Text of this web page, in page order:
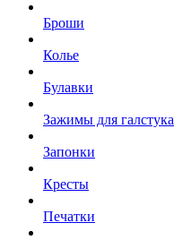
Броши
Колье
Булавки
Зажимы для галстука
Запонки
Кресты
Печатки